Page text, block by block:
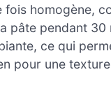
fois homogène,
pâte pendant 30
ce qui
pour une